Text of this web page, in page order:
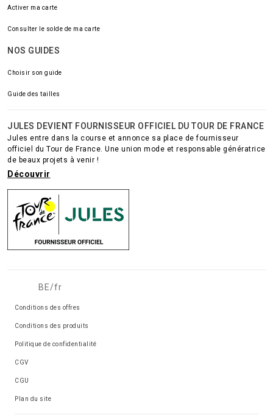
Activer ma carte
Consulter le solde de ma carte
NOS GUIDES
Choisir son guide
Guide des tailles
JULES DEVIENT FOURNISSEUR OFFICIEL DU TOUR DE FRANCE
Jules entre dans la course et annonce sa place de fournisseur
officiel du Tour de France. Une union mode et responsable génératrice
de beaux projets à venir !
Découvrir
BE/fr
Conditions des offres
Conditions des produits
Politique de confidentialité
CGV
CGU
Plan du site